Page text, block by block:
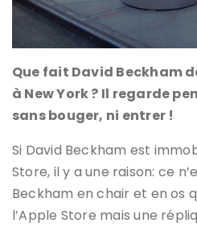
Que fait David Beckham
à New York ? Il regarde
sans bouger, ni entrer !
Si David Beckham est
Store, il y a une raison: ce
Beckham en chair et en os
l’Apple Store mais une